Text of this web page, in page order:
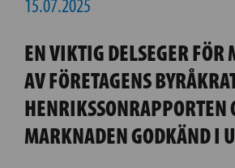
15.07.2025
EN VIKTIG DELSEGER
AV FÖRETAGENS
HENRIKSSONRAPPORTEN
MARKNADEN GODKÄND I